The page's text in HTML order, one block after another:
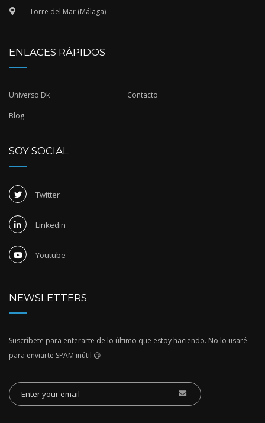
Torre del Mar (Málaga)
ENLACES RÁPIDOS
Universo Dk Contacto
Blog
SOY SOCIAL
Twitter
Linkedin
Youtube
NEWSLETTERS
Suscríbete para enterarte de lo último que estoy haciendo. No lo usaré
para enviarte SPAM inútil 😉